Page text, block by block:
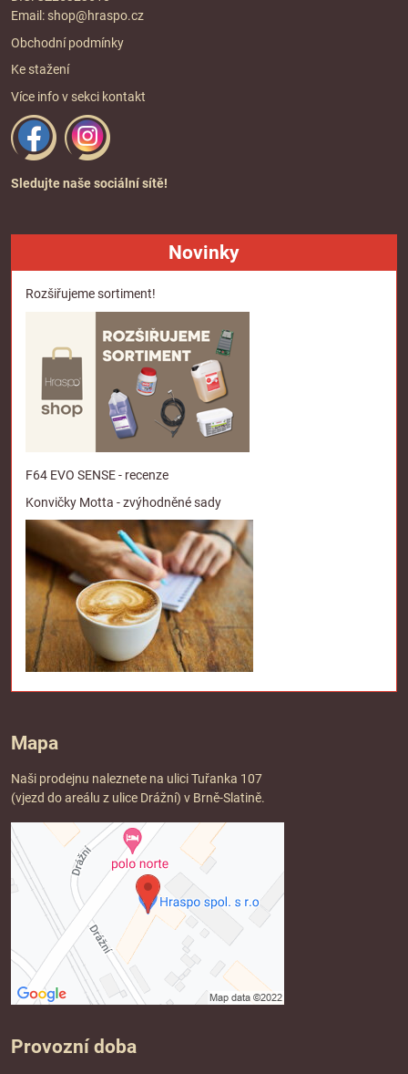
Email: shop@hraspo.cz
Obchodní podmínky
Ke stažení
Více info v sekci kontakt
Sledujte naše sociální sítě!
Novinky
Rozšiřujeme sortiment!
F64 EVO SENSE - recenze
Konvičky Motta - zvýhodněné sady
Mapa
Naši prodejnu naleznete na ulici Tuřanka 107
(vjezd do areálu z ulice Drážní) v Brně-Slatině.
Provozní doba